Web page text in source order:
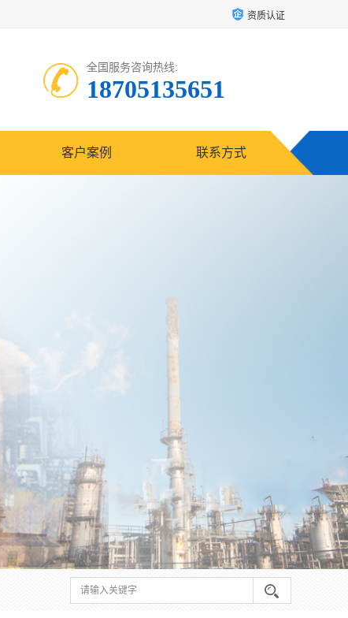
资质认证
全国服务咨询热线:
18705135651
客户案例 联系方式